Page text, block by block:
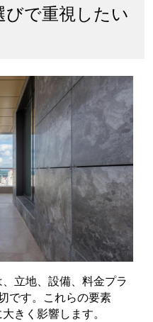
で重視したい
立地、設備、料金プラ
です。これらの要素
きく影響します。